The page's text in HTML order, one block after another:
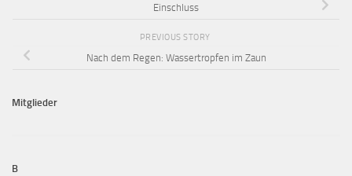
Einschluss
PREVIOUS STORY
Nach dem Regen: Wassertropfen im Zaun
Mitglieder
B